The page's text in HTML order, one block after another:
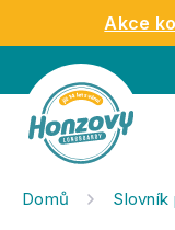
obsah
Akce
Domů Slovník